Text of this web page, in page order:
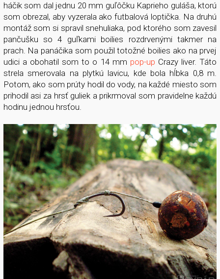
háčik som dal jednu 20 mm guľôčku Kaprieho guláša, ktorú
som obrezal, aby vyzerala ako futbalová loptička. Na druhú
montáž som si spravil snehuliaka, pod ktorého som zavesil
pančušku so 4 guľkami boilies rozdrvenými takmer na
prach. Na panáčika som použil totožné boilies ako na prvej
udici a obohatil som to o 14 mm pop-up Crazy liver. Táto
strela smerovala na plytkú lavicu, kde bola hĺbka 0,8 m.
Potom, ako som prúty hodil do vody, na každé miesto som
prihodil asi za hrsť guliek a prikrmoval som pravidelne každú
hodinu jednou hrsťou.